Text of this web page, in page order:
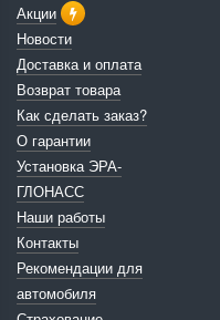
Акции
Новости
Доставка и оплата
Возврат товара
Как сделать заказ?
О гарантии
Установка ЭРА-
ГЛОНАСС
Наши работы
Контакты
Рекомендации для
автомобиля